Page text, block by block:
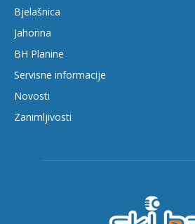
Bjelašnica
Jahorina
BH Planine
Servisne informacije
Novosti
Zanimljivosti